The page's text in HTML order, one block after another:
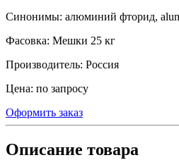
Синонимы: алюминий фторид,
Фасовка: Мешки 25 кг
Производитель: Россия
Цена: по запросу
Оформить заказ
Описание товара